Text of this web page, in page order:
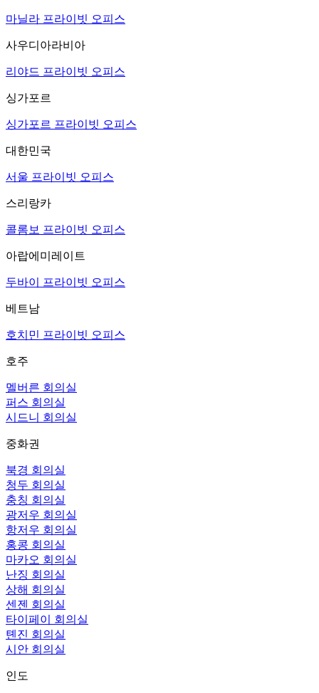
마닐라 프라이빗 오피스
사우디아라비아
리야드 프라이빗 오피스
싱가포르
싱가포르 프라이빗 오피스
대한민국
서울 프라이빗 오피스
스리랑카
콜롬보 프라이빗 오피스
아랍에미레이트
두바이 프라이빗 오피스
베트남
호치민 프라이빗 오피스
호주
멜버른 회의실
퍼스 회의실
시드니 회의실
중화권
북경 회의실
청두 회의실
충칭 회의실
광저우 회의실
항저우 회의실
홍콩 회의실
마카오 회의실
난징 회의실
상해 회의실
센젠 회의실
타이페이 회의실
톈진 회의실
시안 회의실
인도